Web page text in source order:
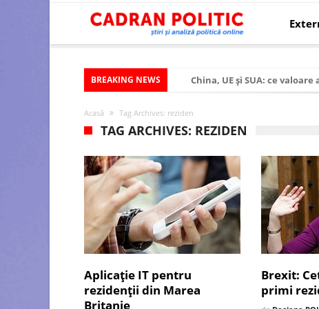
BREAKING NEWS
China, UE și SUA: ce
Modelul economic al SUA:
Modelul economic al Rusiei:
Occidentul obosit și Estul
Viitorul României în
România – ROExit pentru a
Controlul minții prin
Huawei dezvoltă un nou cip
Acasă Tag Archives: reziden
TAG ARCHIVES: REZIDEN
Aplicație IT pentru
rezidenții din Marea
Britanie
Brexit:
primi